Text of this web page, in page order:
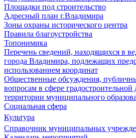
Площадки под строительство
Адресный план г.Владимира
Зоны охраны исторического центра
Правила благоустройства
Топонимика
Перечень сведений, находящихся в
города Владимира, подлежащих
использованием координат
Общественные обсуждения,
вопросам в сфере градостроительной
территории муниципального
Социальная сфера
Культура
Справочник муниципальных